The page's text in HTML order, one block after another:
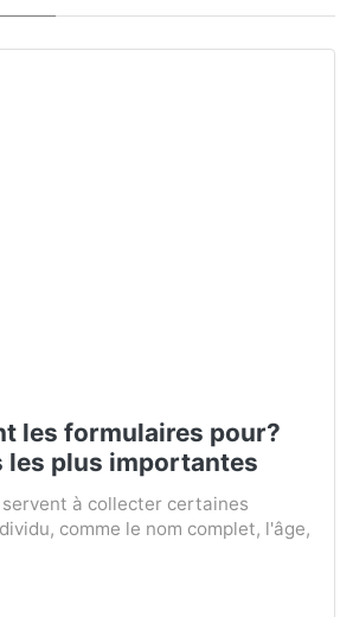
les formulaires pour?
les plus importantes
à collecter certaines
comme le nom complet, l'âge,